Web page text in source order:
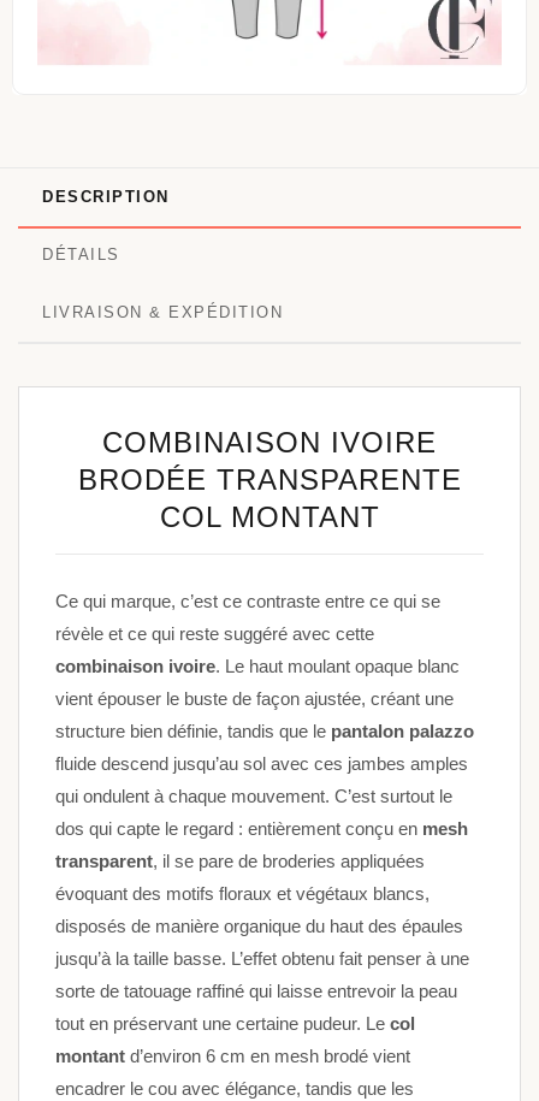
DESCRIPTION
DÉTAILS
LIVRAISON & EXPÉDITION
COMBINAISON IVOIRE
BRODÉE TRANSPARENTE
COL MONTANT
Ce qui marque, c’est ce contraste entre ce qui se
révèle et ce qui reste suggéré avec cette
combinaison ivoire. Le haut moulant opaque blanc
vient épouser le buste de façon ajustée, créant une
structure bien définie, tandis que le pantalon palazzo
fluide descend jusqu’au sol avec ces jambes amples
qui ondulent à chaque mouvement. C’est surtout le
dos qui capte le regard : entièrement conçu en mesh
transparent, il se pare de broderies appliquées
évoquant des motifs floraux et végétaux blancs,
disposés de manière organique du haut des épaules
jusqu’à la taille basse. L’effet obtenu fait penser à une
sorte de tatouage raffiné qui laisse entrevoir la peau
tout en préservant une certaine pudeur. Le col
montant d’environ 6 cm en mesh brodé vient
encadrer le cou avec élégance, tandis que les